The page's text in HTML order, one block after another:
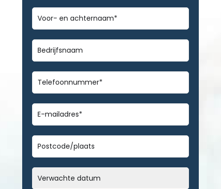
Voor-
en
achternaam*
Bedrijfsnaam
Telefoonnummer*
E-
mailadres*
Geen
titel
Datum
MM